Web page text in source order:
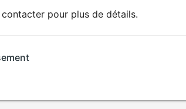
pour plus de détails.